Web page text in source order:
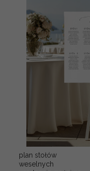
plan stołów
weselnych